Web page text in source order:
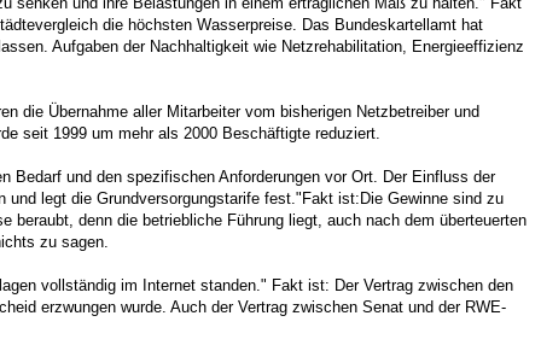
die höchsten Wasserpreise. Das Bundeskartellamt hat
Aufgaben der Nachhaltigkeit wie Netzrehabilitation, Energieeffizienz
die Übernahme aller Mitarbeiter vom bisherigen Netzbetreiber und
seit 1999 um mehr als 2000 Beschäftigte reduziert.
Bedarf und den spezifischen Anforderungen vor Ort. Der Einfluss der
legt die Grundversorgungstarife fest."Fakt ist:Die Gewinne sind zu
denn die betriebliche Führung liegt, auch nach dem überteuerten
zu sagen.
vollständig im Internet standen." Fakt ist: Der Vertrag zwischen den
erzwungen wurde. Auch der Vertrag zwischen Senat und der RWE-